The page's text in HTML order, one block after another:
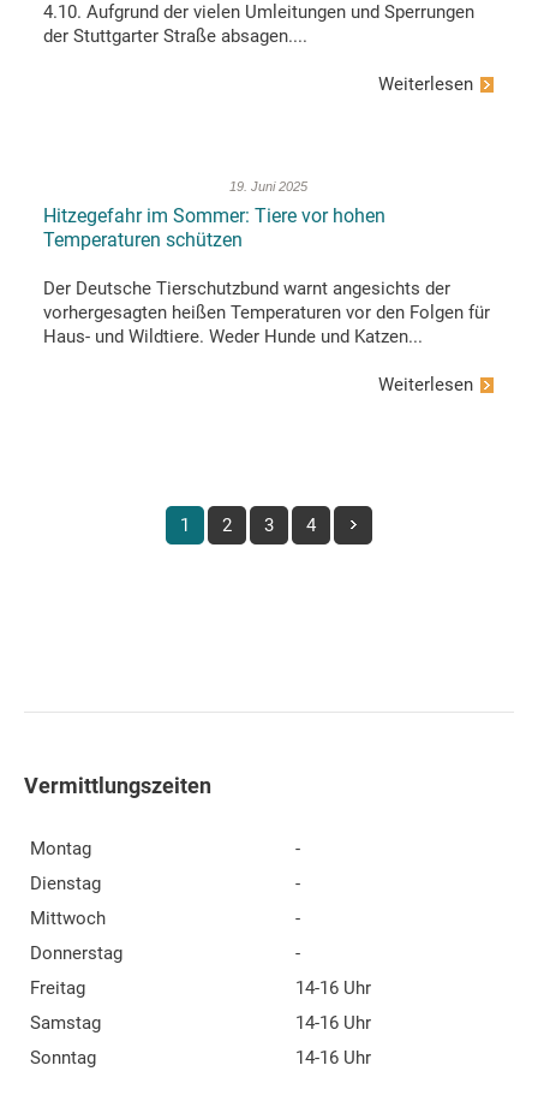
4.10. Aufgrund der vielen Umleitungen und Sperrungen
der Stuttgarter Straße absagen....
Weiterlesen
19. Juni 2025
Hitzegefahr im Sommer: Tiere vor hohen
Temperaturen schützen
Der Deutsche Tierschutzbund warnt angesichts der
vorhergesagten heißen Temperaturen vor den Folgen für
Haus- und Wildtiere. Weder Hunde und Katzen...
Weiterlesen
1 2 3 4
Vermittlungszeiten
Montag
-
Dienstag
-
Mittwoch
-
Donnerstag
-
Freitag
14-16 Uhr
Samstag
14-16 Uhr
Sonntag
14-16 Uhr